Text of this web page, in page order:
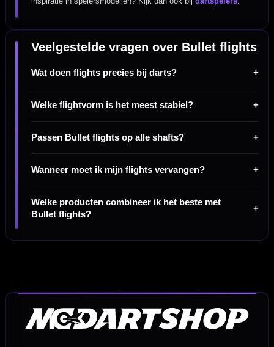
Veelgestelde vragen over Bullet flights
Wat doen flights precies bij darts?
Welke flightvorm is het meest stabiel?
Passen Bullet flights op alle shafts?
Wanneer moet ik mijn flights vervangen?
Welke producten combineer ik het beste met
Bullet flights?